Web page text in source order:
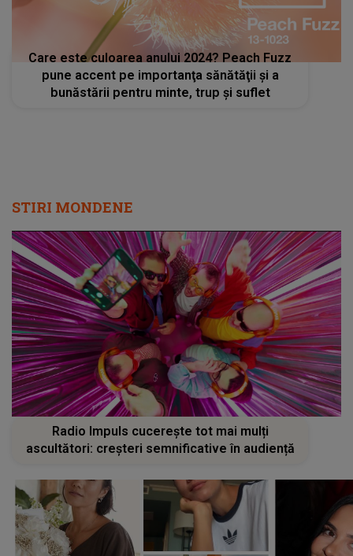
Care este culoarea anului 2024? Peach Fuzz
pune accent pe importanţa sănătăţii şi a
bunăstării pentru minte, trup şi suflet
STIRI MONDENE
Radio Impuls cucerește tot mai mulți
ascultători: creșteri semnificative în audiență